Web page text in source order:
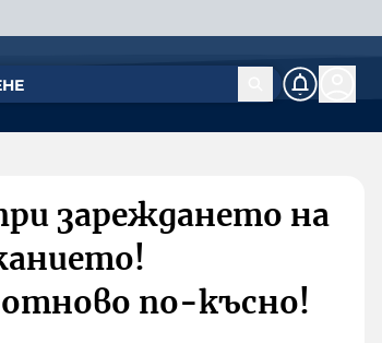
зареждането на
по-късно!